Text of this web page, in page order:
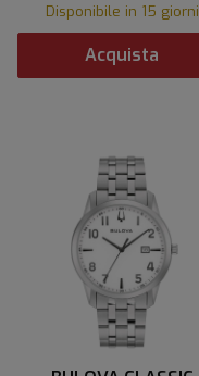
Disponibile in 15 giorni
Acquista